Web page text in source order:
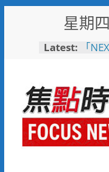
星期
Latest:
「
成
大
路成
國1
其邁
通命
率全
局